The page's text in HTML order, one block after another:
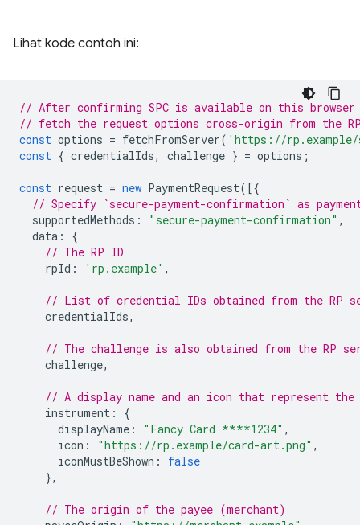
Lihat kode contoh ini:
// After confirming SPC is available on this
// fetch the request options cross-origin from the
const options = fetchFromServer( 'https://rp.example/
const { credentialIds, challenge } = options ;
const request = new PaymentRequest([{
// Specify `secure-payment-confirmation` as
supportedMethods : "secure-payment-confirmation" ,
data :
{
// The RP ID
rpId : 'rp.example' ,
// List of credential IDs obtained from the RP
credentialIds,
// The challenge is also obtained from the RP
challenge,
// A display name and an icon that represent the
instrument :
{
displayName : "Fancy Card ****1234" ,
icon : "https://rp.example/card-art.png" ,
iconMustBeShown :
false
},
// The origin of the payee (merchant)